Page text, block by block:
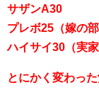
サザンA30
プレボ25（嫁の部
ハイサイ30（実家
とにかく変わっ